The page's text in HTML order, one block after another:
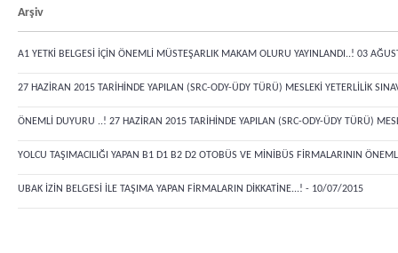
Arşiv
A1 YETKİ BELGESİ İÇİN ÖNEMLİ MÜSTEŞARLIK MAKAM OLURU YAYINLANDI..! 03
27 HAZİRAN 2015 TARİHİNDE YAPILAN (SRC-ODY-ÜDY TÜRÜ) MESLEKİ YETERLİLİK
ÖNEMLİ DUYURU ..! 27 HAZİRAN 2015 TARİHİNDE YAPILAN (SRC-ODY-ÜDY TÜRÜ)
YOLCU TAŞIMACILIĞI YAPAN B1 D1 B2 D2 OTOBÜS VE MİNİBÜS FİRMALARININ
UBAK İZİN BELGESİ İLE TAŞIMA YAPAN FİRMALARIN DİKKATİNE...! - 10/07/2015